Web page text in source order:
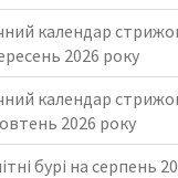
календар
2026 року
календар
2026 року
бурі на серпень